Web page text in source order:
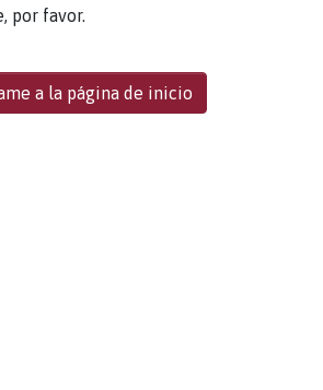
por favor.
a la página de inicio